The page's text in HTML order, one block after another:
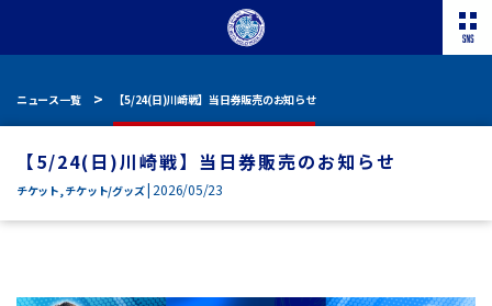
ニュース一覧 【5/24(日)川崎戦】当日券販売のお知らせ
【5/24(日)川崎戦】当日券販売のお知らせ
チケット,チケット/グッズ| 2026/05/23